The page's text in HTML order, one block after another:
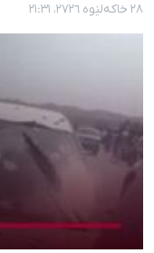
٢٨ خاکەلێوە ٢٧٢٦، ٢١:٣١